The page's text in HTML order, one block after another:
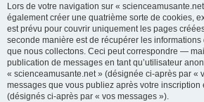
Lors de votre navigation sur «
également créer une quatrième sorte de cookies,
est prévu pour couvrir uniquement les pages
seconde manière est de récupérer les
que nous collectons. Ceci peut correspondre —
publication de messages en tant qu’utilisateur
« scienceamusante.net » (désignée ci-après par «
messages que vous publiez après votre inscription
(désignés ci-après par « vos messages »).